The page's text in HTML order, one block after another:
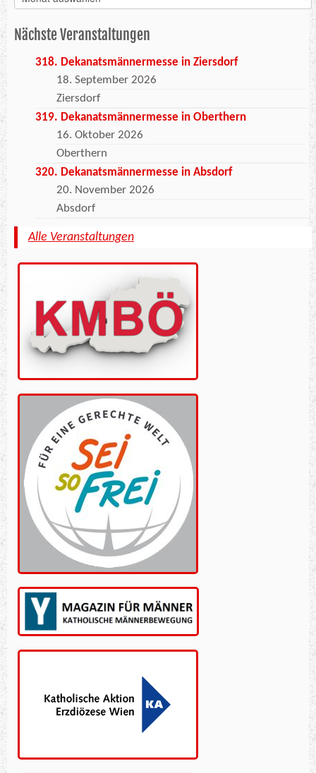
Nächste Veranstaltungen
318. Dekanatsmännermesse in Ziersdorf
18. September 2026
Ziersdorf
319. Dekanatsmännermesse in Oberthern
16. Oktober 2026
Oberthern
320. Dekanatsmännermesse in Absdorf
20. November 2026
Absdorf
Alle Veranstaltungen